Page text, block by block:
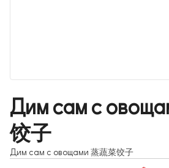
Дим сам с
饺子
Дим сам с овощами 蒸蔬菜饺子